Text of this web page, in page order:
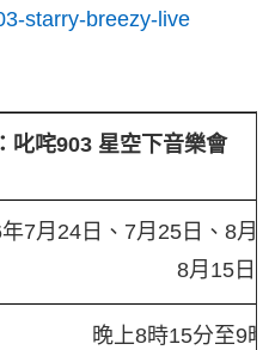
starry-breezy-live
叱咤903 星空下音樂會
7月24日、7月25日、8月
8月15日
晚上8時15分至9